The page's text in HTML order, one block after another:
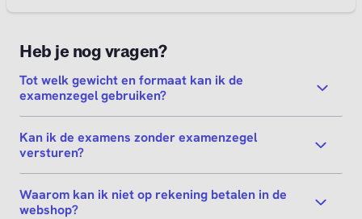
Heb je nog vragen?
Tot welk gewicht en formaat kan ik de
examenzegel gebruiken?
Kan ik de examens zonder examenzegel
versturen?
Waarom kan ik niet op rekening betalen in de
webshop?